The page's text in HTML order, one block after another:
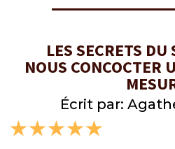
LES SECRETS
NOUS CONCOCTER
Écrit par:
☆☆☆☆☆